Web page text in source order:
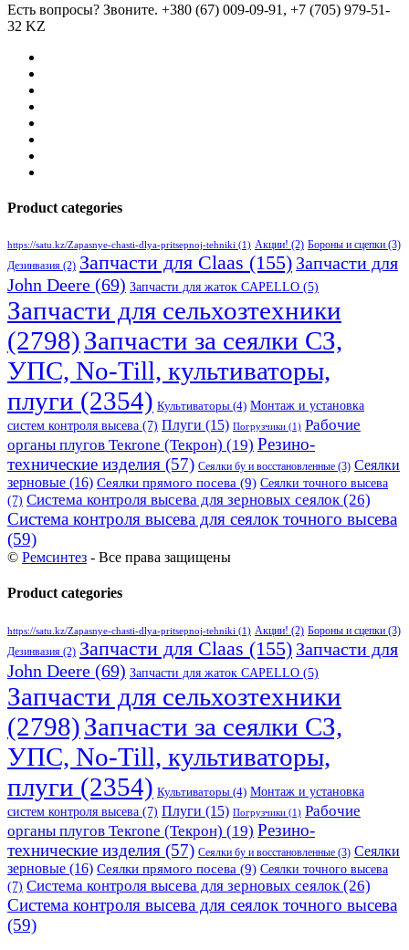
Есть вопросы? Звоните. +380 (67) 009-09-91, +7 (705) 979-51-
32 KZ
Product categories
https://satu.kz/Zapasnye-chasti-dlya-pritsepnoj-tehniki (1) Акции! (2) Бороны и сцепки (3)
Дезинвазия (2) Запчасти для Claas (155) Запчасти для
John Deere (69) Запчасти для жаток CAPELLO (5)
Запчасти для сельхозтехники
(2798)Запчасти за сеялки СЗ,
УПС, No-Till, культиваторы,
плуги (2354) Культиваторы (4) Монтаж и установка
систем контроля высева (7) Плуги (15) Погрузчики (1) Рабочие
органы плугов Текrоne (Текрон) (19) Резино-
технические изделия (57) Сеялки бу и восстановленные (3) Сеялки
зерновые (16) Сеялки прямого посева (9) Сеялки точного высева
(7) Система контроля высева для зерновых сеялок(26)
Система контроля высева для сеялок точного высева
(59)
© Ремсинтез - Все права защищены
Product categories
https://satu.kz/Zapasnye-chasti-dlya-pritsepnoj-tehniki (1) Акции! (2) Бороны и сцепки (3)
Дезинвазия (2) Запчасти для Claas (155) Запчасти для
John Deere (69) Запчасти для жаток CAPELLO (5)
Запчасти для сельхозтехники
(2798)Запчасти за сеялки СЗ,
УПС, No-Till, культиваторы,
плуги (2354) Культиваторы (4) Монтаж и установка
систем контроля высева (7) Плуги (15) Погрузчики (1) Рабочие
органы плугов Текrоne (Текрон) (19) Резино-
технические изделия (57) Сеялки бу и восстановленные (3) Сеялки
зерновые (16) Сеялки прямого посева (9) Сеялки точного высева
(7) Система контроля высева для зерновых сеялок (26)
Система контроля высева для сеялок точного высева
(59)